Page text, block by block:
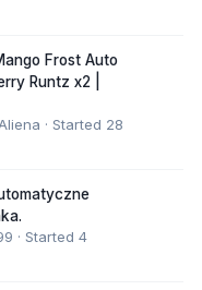
Frost Auto
Runtz x2 |
· Started 28
· Started 4